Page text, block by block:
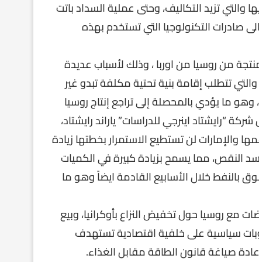
تزيد التكاليف، وحتى عملية السداد باتت
صادرات التكنولوجيا التي تستخدم بهذه
من روسيا من اوربا ، وذلك لأسباب عديدة
تتطلب إقامة بنية تحتية مكلفة تبدو غير
ما يؤدي بالمحصلة إلى تراجع إنتاج روسيا
اينرجي للدراسات” ياراند رايشتاد،
والإمارات لن تستطيع الاستمرار بخطتها زيادة
لسد النقص، مما يسمح بزيادة كبيرة في الكميات
بالنفط خلال الأسابيع القادمة ايضاً وهو ما
مع روسيا حول تخفيض النزاع بأوكرانيا، وبيع
سياسية على خلفية اقتصادية تستهدف
صياغة قانون الطاقة مقابل الغذاء.